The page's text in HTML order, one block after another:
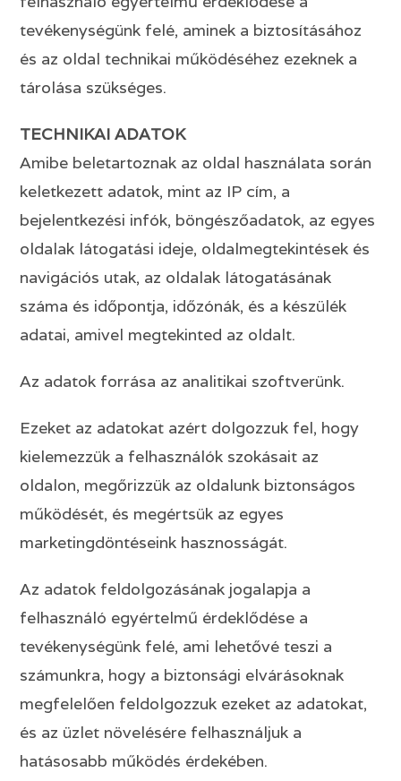
tevékenységünk felé, aminek a biztosításához
és az oldal technikai működéséhez ezeknek a
tárolása szükséges.
TECHNIKAI ADATOK
Amibe beletartoznak az oldal használata során
keletkezett adatok, mint az IP cím, a
bejelentkezési infók, böngészőadatok, az egyes
oldalak látogatási ideje, oldalmegtekintések és
navigációs utak, az oldalak látogatásának
száma és időpontja, időzónák, és a készülék
adatai, amivel megtekinted az oldalt.
Az adatok forrása az analitikai szoftverünk.
Ezeket az adatokat azért dolgozzuk fel, hogy
kielemezzük a felhasználók szokásait az
oldalon, megőrizzük az oldalunk biztonságos
működését, és megértsük az egyes
marketingdöntéseink hasznosságát.
Az adatok feldolgozásának jogalapja a
felhasználó egyértelmű érdeklődése a
tevékenységünk felé, ami lehetővé teszi a
számunkra, hogy a biztonsági elvárásoknak
megfelelően feldolgozzuk ezeket az adatokat,
és az üzlet növelésére felhasználjuk a
hatásosabb működés érdekében.